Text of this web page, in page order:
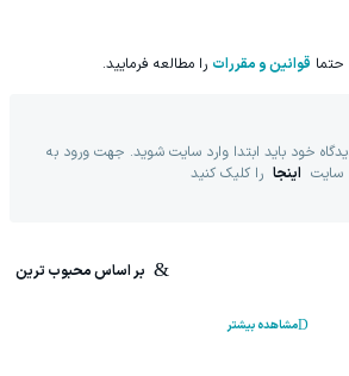
حتما قوانین و مقررات را مطالعه فرمایید.
خود باید ابتدا وارد سایت شوید. جهت ورود به
سایت اینجا را کلیک کنید
بر اساس محبوب ترین
مشاهده بیشتر